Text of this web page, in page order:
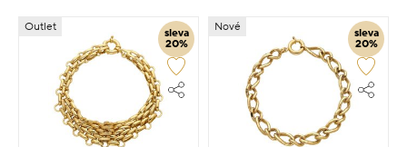
sleva
20%
Outlet
sleva
20%
Nové